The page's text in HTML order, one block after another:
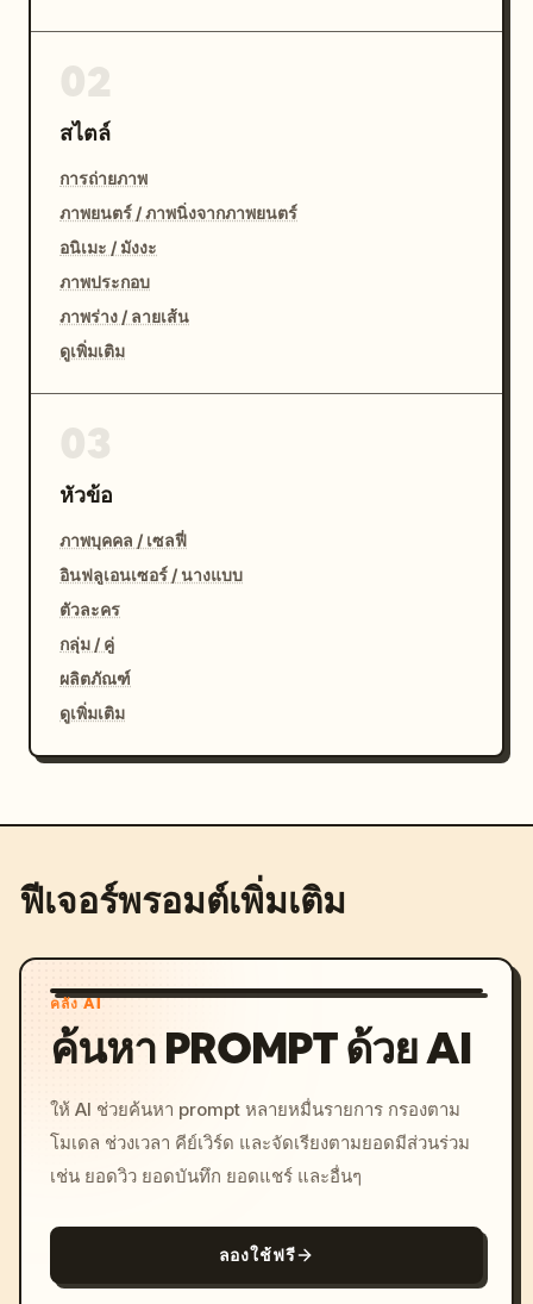
สไตล์
การถ่ายภาพ
ภาพยนตร์ / ภาพนิ่งจากภาพยนตร์
อนิเมะ / มังงะ
ภาพประกอบ
ภาพร่าง / ลายเส้น
ดูเพิ่มเติม
หัวข้อ
ภาพบุคคล / เซลฟี่
อินฟลูเอนเซอร์ / นางแบบ
ตัวละคร
กลุ่ม / คู่
ผลิตภัณฑ์
ดูเพิ่มเติม
ฟีเจอร์พรอมต์เพิ่มเติม
คลัง AI
ค้นหา PROMPT ด้วย AI
ให้ AI ช่วยค้นหา prompt หลายหมื่นรายการ กรองตาม
โมเดล ช่วงเวลา คีย์เวิร์ด และจัดเรียงตามยอดมีส่วนร่วม
เช่น ยอดวิว ยอดบันทึก ยอดแชร์ และอื่นๆ
ลองใช้ฟรี